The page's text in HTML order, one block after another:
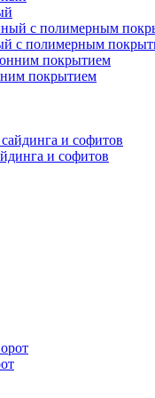
с полимерным
покрытием
и софитов